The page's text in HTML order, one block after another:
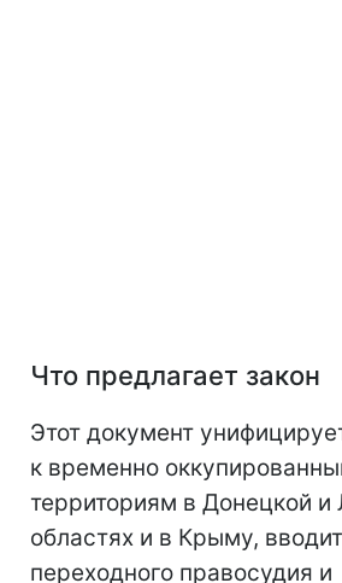
Что предлагает закон
Этот документ
к временно
территориям в Донецкой и
областях и в Крыму,
переходного правосудия и